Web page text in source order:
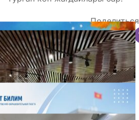
Поделиться
Комментарии
Последние новости
НЕДЕЛЯ В ОБЗОРЕ
07.08.2026